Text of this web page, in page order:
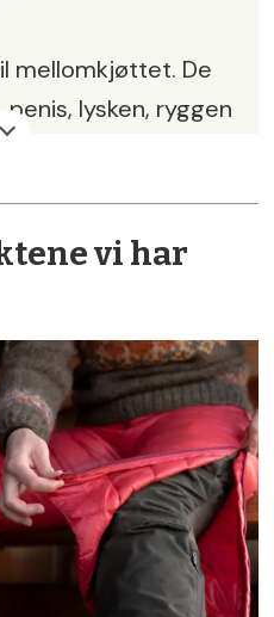
mellomkjøttet. De
lysken, ryggen
sædutløsning.
vannlating
som kan
og blodtilblandet
daglige
og nedsatt
vi har